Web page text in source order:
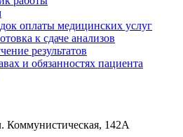
оплаты медицинских услуг
к сдаче анализов
результатов
и обязанностях пациента
Коммунистическая, 142А